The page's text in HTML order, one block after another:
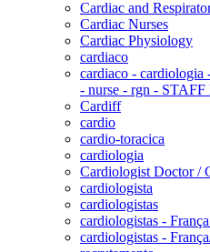
Cardiac and
Cardiac Nurses
Cardiac Physiology
cardiaco
cardiaco - cardiologia
- nurse - rgn -
Cardiff
cardio
cardio-toracica
cardiologia
Cardiologist Doctor /
cardiologista
cardiologistas
cardiologistas -
cardiologistas -